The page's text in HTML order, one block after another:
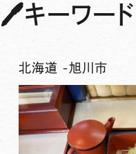
🖊キーワー
北海道 -旭川市